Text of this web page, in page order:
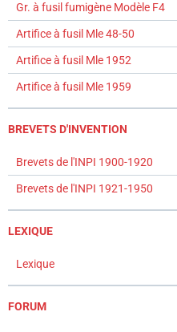
Gr. à fusil fumigène Modèle F4
Artifice à fusil Mle 48-50
Artifice à fusil Mle 1952
Artifice à fusil Mle 1959
BREVETS D'INVENTION
Brevets de l'INPI 1900-1920
Brevets de l'INPI 1921-1950
LEXIQUE
Lexique
FORUM